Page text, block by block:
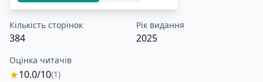
Кількість сторінок
384
Рік видання
2025
Оцінка читачів
★10.0/10(1)